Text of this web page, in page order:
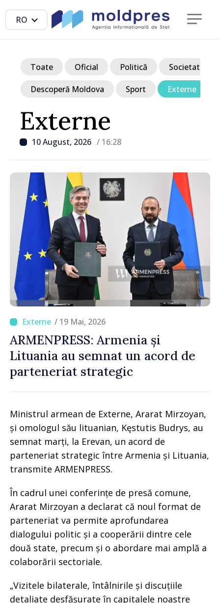
RO
Externe
10 August, 2026 / 16:28
Toate Oficial Politică Societate
Descoperă Moldova Sport Externe
/ 19 Mai, 2026
ARMENPRESS: Armenia și
Lituania au semnat un acord de
parteneriat strategic
Ministrul armean de Externe, Ararat Mirzoyan,
și omologul său lituanian, Kęstutis Budrys, au
semnat marți, la Erevan, un acord de
parteneriat strategic între Armenia și Lituania,
transmite ARMENPRESS.
În cadrul unei conferințe de presă comune,
Ararat Mirzoyan a declarat că noul format de
parteneriat va permite aprofundarea
dialogului politic și a cooperării dintre cele
două state, precum și o abordare mai amplă a
colaborării sectoriale.
„Vizitele bilaterale, întâlnirile și discuțiile
detaliate desfășurate în capitalele noastre